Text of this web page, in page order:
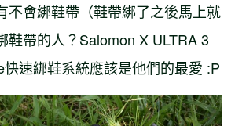
不會綁鞋帶（鞋帶綁了之後馬上就
鞋帶的人？Salomon X ULTRA 3
速綁鞋系統應該是他們的最愛 :P